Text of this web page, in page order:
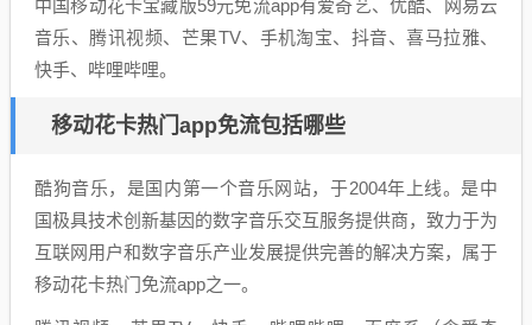
中国移动花卡宝藏版59元免流app有爱奇艺、优酷、网易云
音乐、腾讯视频、芒果TV、手机淘宝、抖音、喜马拉雅、
快手、哔哩哔哩。
移动花卡热门app免流包括哪些
酷狗音乐，是国内第一个音乐网站，于2004年上线。是中
国极具技术创新基因的数字音乐交互服务提供商，致力于为
互联网用户和数字音乐产业发展提供完善的解决方案，属于
移动花卡热门免流app之一。